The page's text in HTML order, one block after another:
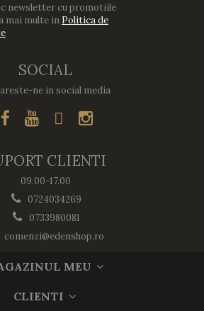
newsletter cu promotiile
mai multe in Politica de
SOCIAL
ne in social media
CLIENTI
09.00-17.00
0724034269
0733980081
comenzi@edenshop.ro
MEU
CLIENTI